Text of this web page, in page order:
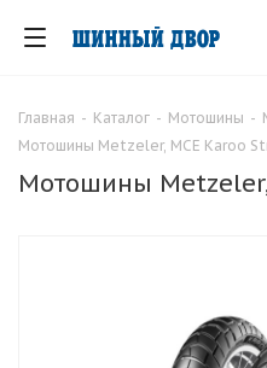
Главная - Каталог - Мотошины -
Мотошины Metzeler, MCE Karoo
Мотошины